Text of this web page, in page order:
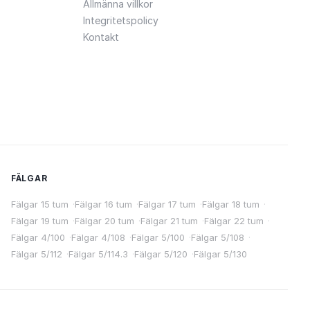
Allmänna villkor
Integritetspolicy
Kontakt
FÄLGAR
Fälgar 15 tum ·Fälgar 16 tum ·Fälgar 17 tum ·Fälgar 18 tum ·
Fälgar 19 tum ·Fälgar 20 tum ·Fälgar 21 tum ·Fälgar 22 tum ·
Fälgar 4/100 ·Fälgar 4/108 ·Fälgar 5/100 ·Fälgar 5/108 ·
Fälgar 5/112 ·Fälgar 5/114.3 ·Fälgar 5/120 ·Fälgar 5/130